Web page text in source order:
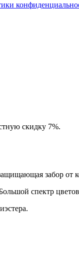
скидку 7%.
забор от
спектр